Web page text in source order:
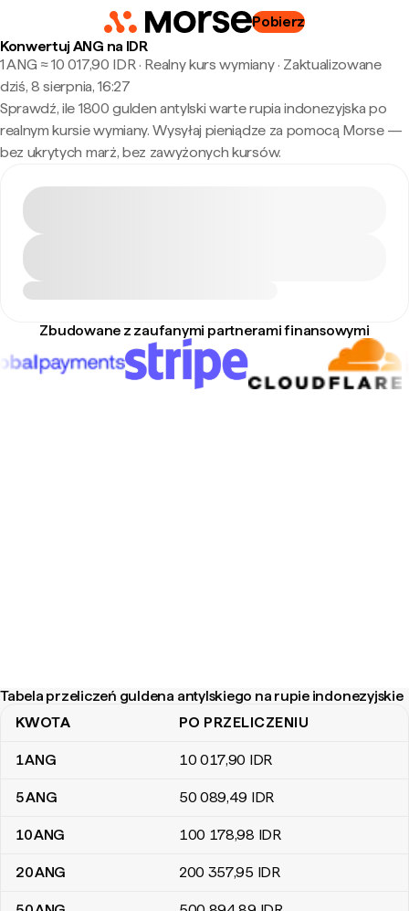
Pobierz
Konwertuj ANG na IDR
1 ANG ≈ 10 017,90 IDR · Realny kurs wymiany· Zaktualizowane
dziś, 8 sierpnia, 16:27
Sprawdź, ile 1800 gulden antylski warte rupia indonezyjska po
realnym kursie wymiany. Wysyłaj pieniądze za pomocą Morse —
bez ukrytych marż, bez zawyżonych kursów.
Zbudowane z zaufanymi partnerami finansowymi
Tabela przeliczeń guldena antylskiego na rupie indonezyjskie
Tabela przeliczeń guldena antylskiego na rupie indonezyjskie
KWOTA PO PRZELICZENIU
1ANG 10 017,90 IDR
5ANG 50 089,49 IDR
10ANG 100 178,98 IDR
20ANG 200 357,95 IDR